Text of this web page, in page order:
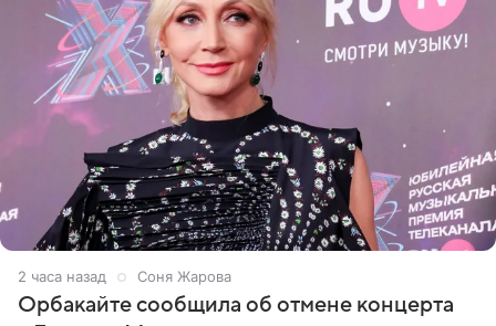
2 часа назад Соня Жарова
Орбакайте сообщила об отмене концерта